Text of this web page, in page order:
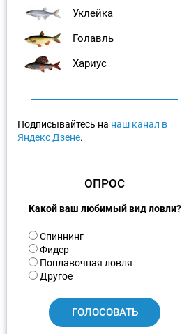
Уклейка
Голавль
Хариус
Подписывайтесь на наш канал в
Яндекс Дзене.
ОПРОС
Какой ваш любимый вид ловли?
В
а
р
и
Спиннинг
Фидер
Поплавочная ловля
Другое